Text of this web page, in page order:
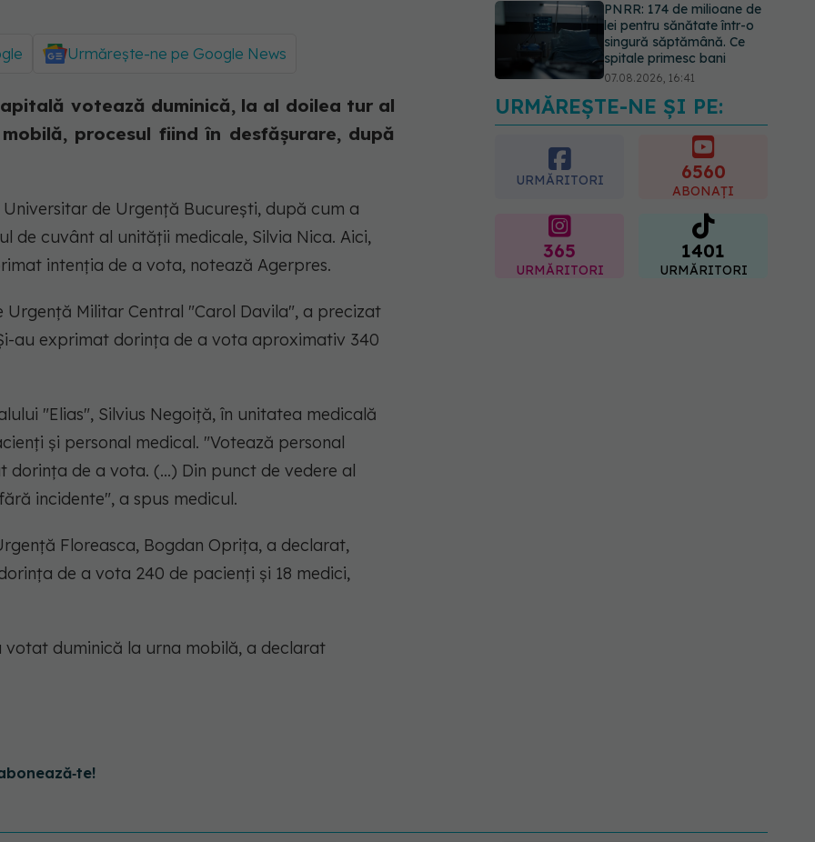
Urmărește-ne pe Google News
votează duminică, la al doilea tur al
procesul fiind în desfăşurare, după
de Urgenţă Bucureşti, după cum a
de cuvânt al unităţii medicale, Silvia Nica. Aici,
intenţia de a vota, notează Agerpres.
Militar Central "Carol Davila", a precizat
au exprimat dorinţa de a vota aproximativ 340
"Elias", Silvius Negoiţă, în unitatea medicală
şi personal medical. "Votează personal
de a vota. (...) Din punct de vedere al
incidente", a spus medicul.
Floreasca, Bogdan Opriţa, a declarat,
de a vota 240 de pacienţi şi 18 medici,
duminică la urna mobilă, a declarat
PNRR: 174 de milioane de
lei pentru sănătate într-o
singură săptămână. Ce
spitale primesc bani
07.08.2026, 16:41
Ce spune culoarea ta
preferată despre vârsta
pe care o ai. Care este
"codul cromatic" al
URMĂREȘTE-NE ȘI PE:
URMĂRITORI 6560
ABONAȚI
365
URMĂRITORI
1401
URMĂRITORI